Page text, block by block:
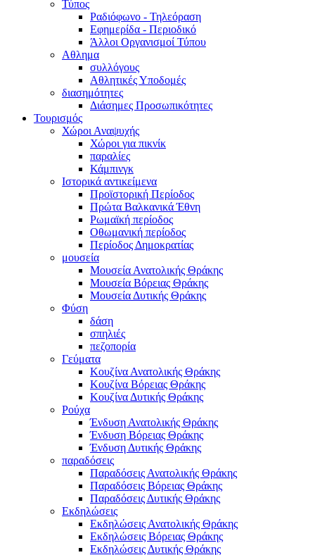
Τύπος
Ραδιόφωνο - Τηλεόραση
Εφημερίδα - Περιοδικό
Άλλοι Οργανισμοί Τύπου
Αθλημα
συλλόγους
Αθλητικές Υποδομές
διασημότητες
Διάσημες Προσωπικότητες
Τουρισμός
Χώροι Αναψυχής
Χώροι για πικνίκ
παραλίες
Κάμπινγκ
Ιστορικά αντικείμενα
Προϊστορική Περίοδος
Πρώτα Βαλκανικά Έθνη
Ρωμαϊκή περίοδος
Οθωμανική περίοδος
Περίοδος Δημοκρατίας
μουσεία
Μουσεία Ανατολικής Θράκης
Μουσεία Βόρειας Θράκης
Μουσεία Δυτικής Θράκης
Φύση
δάση
σπηλιές
πεζοπορία
Γεύματα
Κουζίνα Ανατολικής Θράκης
Κουζίνα Βόρειας Θράκης
Κουζίνα Δυτικής Θράκης
Ρούχα
Ένδυση Ανατολικής Θράκης
Ένδυση Βόρειας Θράκης
Ένδυση Δυτικής Θράκης
παραδόσεις
Παραδόσεις Ανατολικής Θράκης
Παραδόσεις Βόρειας Θράκης
Παραδόσεις Δυτικής Θράκης
Εκδηλώσεις
Εκδηλώσεις Ανατολικής Θράκης
Εκδηλώσεις Βόρειας Θράκης
Εκδηλώσεις Δυτικής Θράκης